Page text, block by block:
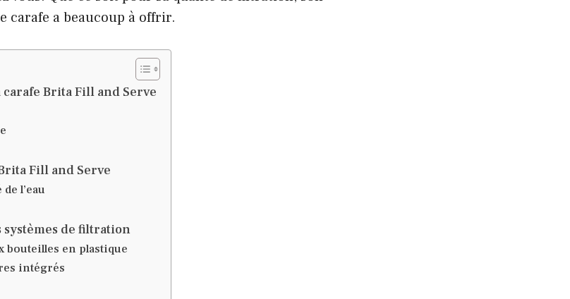
carafe a beaucoup à offrir.
Brita Fill and Serve
Fill and Serve
l’eau
systèmes de filtration
bouteilles en plastique
intégrés